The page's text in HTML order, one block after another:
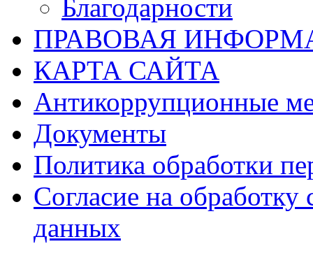
Благодарности
ПРАВОВАЯ
КАРТА САЙТА
Антикоррупционные
Документы
Политика обработки
Согласие на обработку
данных